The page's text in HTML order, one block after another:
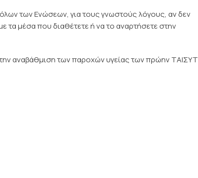
των Ενώσεων, για τους γνωστούς λόγους, αν δεν
τα μέσα που διαθέτετε ή να το αναρτήσετε στην
αναβάθμιση των παροχών υγείας των πρώην ΤΑΙΣΥΤ